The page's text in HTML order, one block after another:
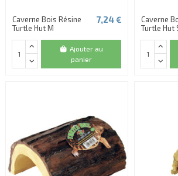
Caverne Bois Résine
Turtle Hut M
7,24 €
Ajouter au
panier
Caverne
Turtle Hut